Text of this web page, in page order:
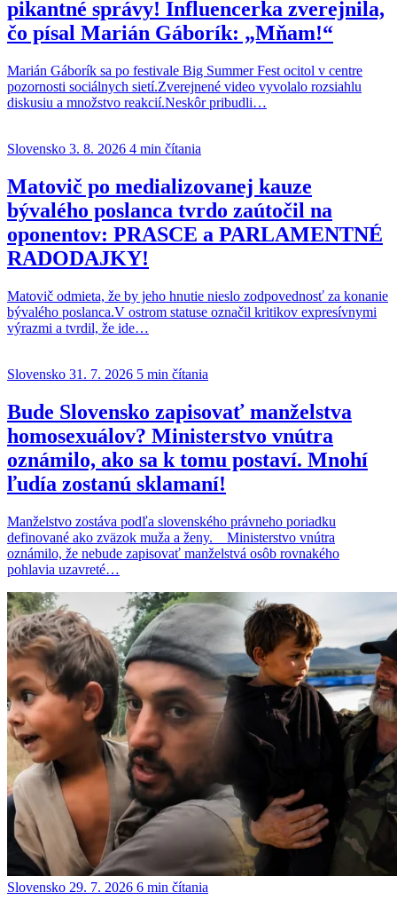
pikantné správy! Influencerka zverejnila,
čo písal Marián Gáborík: „Mňam!“
Marián Gáborík sa po festivale Big Summer Fest ocitol v centre
pozornosti sociálnych sietí.Zverejnené video vyvolalo rozsiahlu
diskusiu a množstvo reakcií.Neskôr pribudli…
Slovensko 3. 8. 2026 4 min čítania
Matovič po medializovanej kauze
bývalého poslanca tvrdo zaútočil na
oponentov: PRASCE a PARLAMENTNÉ
RADODAJKY!
Matovič odmieta, že by jeho hnutie nieslo zodpovednosť za konanie
bývalého poslanca.V ostrom statuse označil kritikov expresívnymi
výrazmi a tvrdil, že ide…
Slovensko 31. 7. 2026 5 min čítania
Bude Slovensko zapisovať manželstva
homosexuálov? Ministerstvo vnútra
oznámilo, ako sa k tomu postaví. Mnohí
ľudía zostanú sklamaní!
Manželstvo zostáva podľa slovenského právneho poriadku
definované ako zväzok muža a ženy.__Ministerstvo vnútra
oznámilo, že nebude zapisovať manželstvá osôb rovnakého
pohlavia uzavreté…
Slovensko 29. 7. 2026 6 min čítania